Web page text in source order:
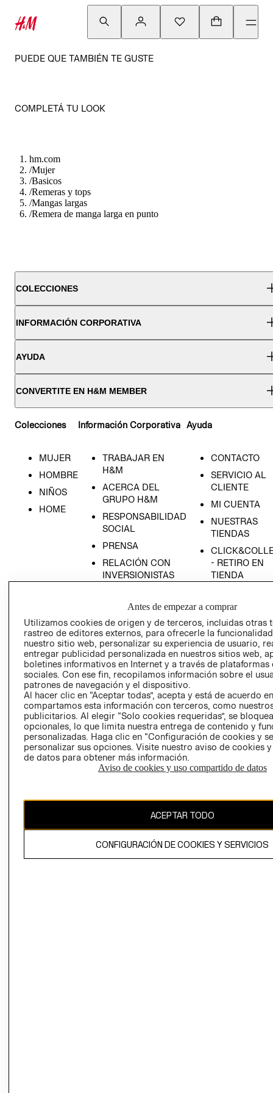
PUEDE QUE TAMBIÉN TE GUSTE
COMPLETÁ TU LOOK
hm.com
/Mujer
/Basicos
/Remeras y tops
/Mangas largas
/Remera de manga larga en punto
COLECCIONES
INFORMACIÓN CORPORATIVA
AYUDA
CONVERTITE EN H&M MEMBER
Colecciones
MUJER
HOMBRE
NIÑOS
HOME
Información Corporativa
TRABAJAR EN
H&M
ACERCA DEL
GRUPO H&M
RESPONSABILIDAD
SOCIAL
PRENSA
RELACIÓN CON
INVERSIONISTAS
EMPRESARIAL
Ayuda
CONTACTO
SERVICIO AL
CLIENTE
MI CUENTA
NUESTRAS
TIENDAS
- RETIRO EN
TIENDA
CONDICIONES
AVISO DE
PRIVACIDAD
GIFT CARD
AVISO DE
COOKIES
Uruguay ($U)
El contenido de esta página web está protegido por copyright y es
propiedad de H&M Hennes & Mauritz AB.
Antes de empezar a comprar
Utilizamos cookies de origen y de terceros, incluidas otras
rastreo de editores externos, para ofrecerle la
nuestro sitio web, personalizar su experiencia de usuario,
entregar publicidad personalizada en nuestros sitios web,
boletines informativos en Internet y a través de plataformas
sociales. Con ese fin, recopilamos información sobre el
patrones de navegación y el dispositivo.
Al hacer clic en “Aceptar todas”, acepta y está de acuerdo
compartamos esta información con terceros, como
publicitarios. Al elegir “Solo cookies requeridas”, se
opcionales, lo que limita nuestra entrega de contenido y
personalizadas. Haga clic en “Configuración de cookies y
personalizar sus opciones. Visite nuestro aviso de cookies
de datos para obtener más información.
Aviso de cookies y uso compartido de datos
ACEPTAR TODO
CONFIGURACIÓN DE COOKIES Y SERVICIOS